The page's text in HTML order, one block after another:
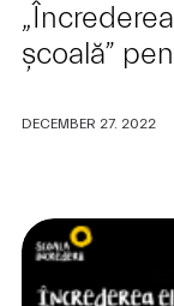
LET’S WORK TOGETHER
școală”
DECEMBER 27. 2022